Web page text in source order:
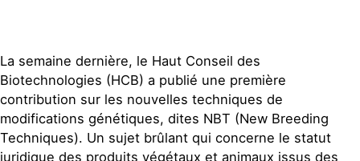
La semaine dernière, le Haut Conseil des
Biotechnologies (HCB) a publié une première
contribution sur les nouvelles techniques de
modifications génétiques, dites NBT (New Breeding
Techniques). Un sujet brûlant qui concerne le statut
juridique des produits végétaux et animaux issus des